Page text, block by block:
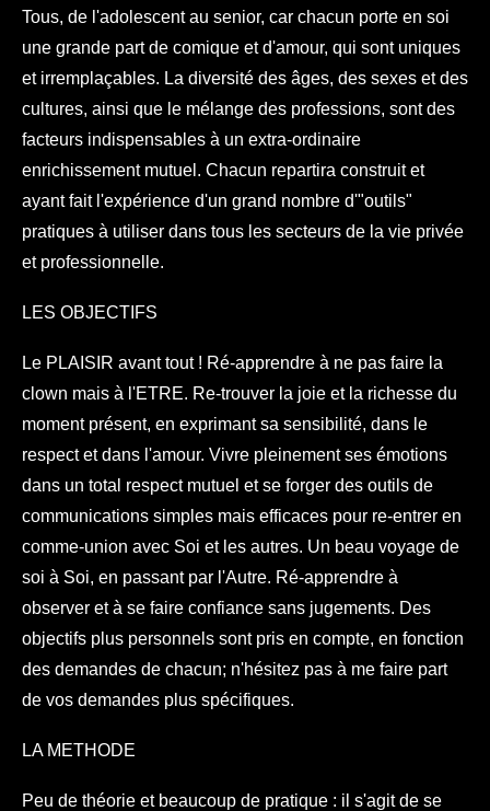
Tous, de l'adolescent au senior, car chacun porte en soi
une grande part de comique et d'amour, qui sont uniques
et irremplaçables. La diversité des âges, des sexes et des
cultures, ainsi que le mélange des professions, sont des
facteurs indispensables à un extra-ordinaire
enrichissement mutuel. Chacun repartira construit et
ayant fait l'expérience d'un grand nombre d'"outils"
pratiques à utiliser dans tous les secteurs de la vie privée
et professionnelle.
LES OBJECTIFS
Le PLAISIR avant tout ! Ré-apprendre à ne pas faire la
clown mais à l'ETRE. Re-trouver la joie et la richesse du
moment présent, en exprimant sa sensibilité, dans le
respect et dans l'amour. Vivre pleinement ses émotions
dans un total respect mutuel et se forger des outils de
communications simples mais efficaces pour re-entrer en
comme-union avec Soi et les autres. Un beau voyage de
soi à Soi, en passant par l'Autre. Ré-apprendre à
observer et à se faire confiance sans jugements. Des
objectifs plus personnels sont pris en compte, en fonction
des demandes de chacun; n'hésitez pas à me faire part
de vos demandes plus spécifiques.
LA METHODE
Peu de théorie et beaucoup de pratique : il s'agit de se